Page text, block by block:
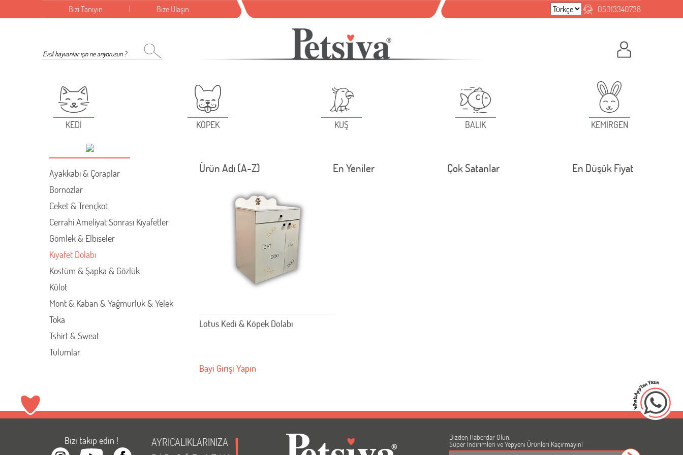
Bizi Tanıyın Bize Ulaşın 05013340738
KEDİ KÖPEK KUŞ BALIK KEMİRGEN
Ayakkabı & Çoraplar
Bornozlar
Ceket & Trençkot
Cerrahi Ameliyat Sonrası Kıyafetler
Gömlek & Elbiseler
Kıyafet Dolabı
Kostüm & Şapka & Gözlük
Külot
Mont & Kaban & Yağmurluk & Yelek
Toka
Tshirt & Sweat
Tulumlar
Ürün Adı (A-Z) En Yeniler Çok Satanlar En Düşük Fiyat
Lotus Kedi & Köpek Dolabı
Bayi Girişi Yapın
Bizi takip edin !
AYRICALIKLARINIZA
Bizden Haberdar Olun,
Süper İndirimleri ve Yepyeni Ürünleri Kaçırmayın!